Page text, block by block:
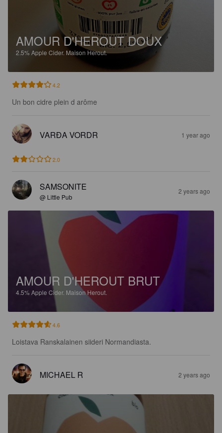
AMOUR D'HEROUT DOUX
2.5% Apple Cider. Maison Herout.
4.2
Un bon cidre plein d arôme
VARÐA VORDR 1 year ago
2.0
SAMSONITE
@ Little Pub
2 years ago
AMOUR D'HEROUT BRUT
4.5%Apple Cider. Maison Herout.
4.6
Loistava Ranskalainen siideri Normandiasta.
MICHAEL R 2 years ago